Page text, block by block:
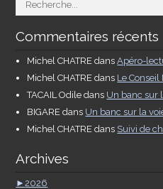
Commentaires récents
Michel CHATRE dansApéro-
Michel CHATRE dans Le
TACAIL Odile dans Un banc sur
BIGARE dans Un banc sur la
Michel CHATRE dans Suivi de
Archives
►2026